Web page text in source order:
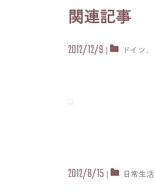
関連記事
2012/12/9 | ドイツ、
2012/8/15 | 日常生活